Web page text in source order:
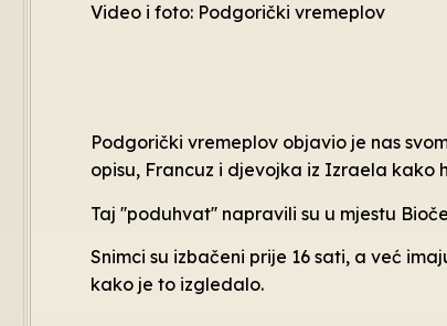
Video i foto: Podgorički vremeplov
Podgorički vremeplov objavio je nas
opisu, Francuz i djevojka iz Izraela kako
Taj ''poduhvat'' napravili su u mjestu
Snimci su izbačeni prije 16 sati, a već
kako je to izgledalo.